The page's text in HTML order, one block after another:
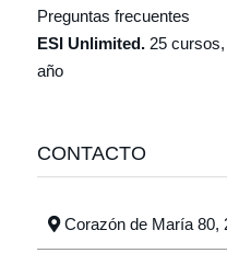
Preguntas frecuentes
ESI Unlimited. 25
año
CONTACTO
Corazón de María 80,